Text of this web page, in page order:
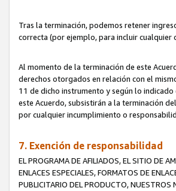
Tras la terminación, podemos retener
correcta (por ejemplo, para incluir cualquier
Al momento de la terminación de este
derechos otorgados en relación con el
11 de dicho instrumento y según lo
este Acuerdo, subsistirán a la terminación
por cualquier incumplimiento o
7. Exención de responsabilidad
EL PROGRAMA DE AFILIADOS, EL SITIO DE
ENLACES ESPECIALES, FORMATOS DE
PUBLICITARIO DEL PRODUCTO, NUESTROS